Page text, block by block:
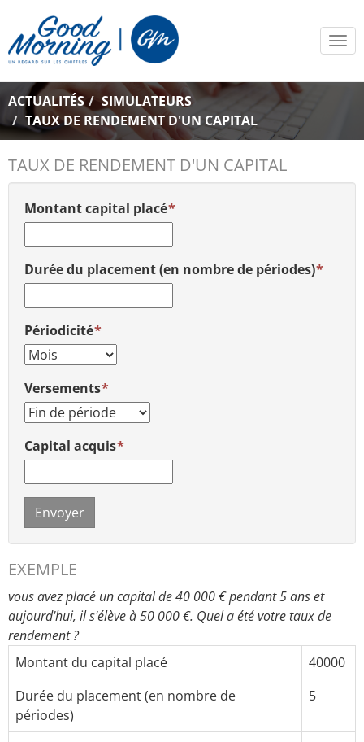
ACTUALITÉS
SIMULATEURS
TAUX DE RENDEMENT D'UN CAPITAL
TAUX DE RENDEMENT D'UN CAPITAL
Montant capital placé
Durée du placement (en nombre de périodes)
Périodicité
Versements
Capital acquis
Envoyer
EXEMPLE
vous avez placé un capital de 40 000 € pendant 5 ans et
aujourd'hui, il s'élève à 50 000 €. Quel a été votre taux de
rendement ?
Montant du capital placé
40000
Durée du placement (en nombre de
périodes)
5